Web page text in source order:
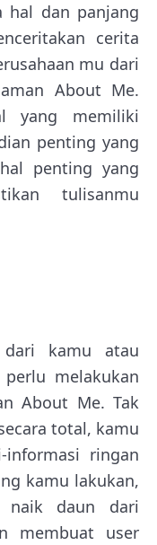
hal dan panjang
cerita
mu dari
About Me.
yang memiliki
penting yang
penting yang
tulisanmu
kamu atau
melakukan
About Me. Tak
total, kamu
informasi ringan
kamu lakukan,
naik daun dari
membuat user